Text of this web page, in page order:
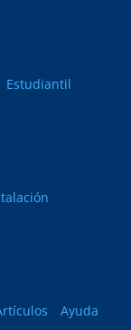
Estudiantil
Ayuda